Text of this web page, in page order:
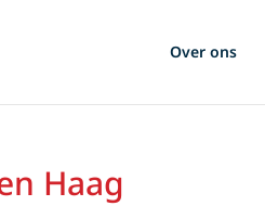
Over ons
Haag